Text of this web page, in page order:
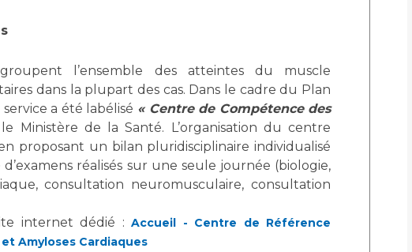
l’ensemble des atteintes du muscle
dans la plupart des cas. Dans le cadre du Plan
a été labélisé « Centre de Compétence des
Ministère de la Santé. L’organisation du centre
proposant un bilan pluridisciplinaire individualisé
réalisés sur une seule journée (biologie,
consultation neuromusculaire, consultation
internet dédié : Accueil - Centre de Référence
Amyloses Cardiaques